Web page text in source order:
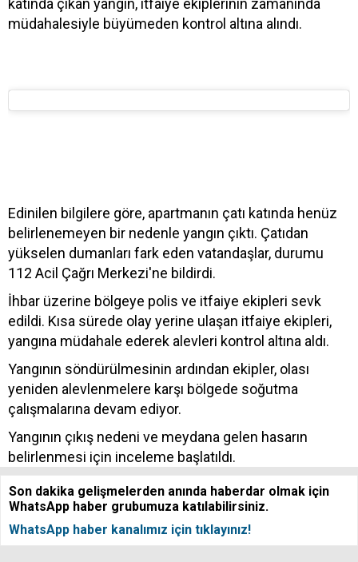
katında çıkan yangın, itfaiye ekiplerinin zamanında
müdahalesiyle büyümeden kontrol altına alındı.
Edinilen bilgilere göre, apartmanın çatı katında henüz
belirlenemeyen bir nedenle yangın çıktı. Çatıdan
yükselen dumanları fark eden vatandaşlar, durumu
112 Acil Çağrı Merkezi'ne bildirdi.
İhbar üzerine bölgeye polis ve itfaiye ekipleri sevk
edildi. Kısa sürede olay yerine ulaşan itfaiye ekipleri,
yangına müdahale ederek alevleri kontrol altına aldı.
Yangının söndürülmesinin ardından ekipler, olası
yeniden alevlenmelere karşı bölgede soğutma
çalışmalarına devam ediyor.
Yangının çıkış nedeni ve meydana gelen hasarın
belirlenmesi için inceleme başlatıldı.
Son dakika gelişmelerden anında haberdar olmak için
WhatsApp haber grubumuza katılabilirsiniz.
WhatsApp haber kanalımız için tıklayınız!